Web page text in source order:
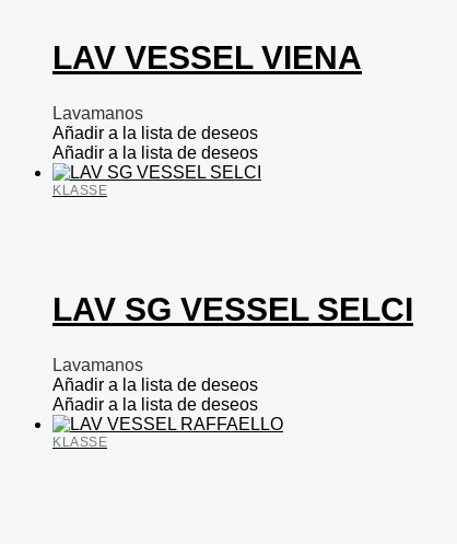
LAV VESSEL VIENA
Lavamanos
Añadir a la lista de deseos
Añadir a la lista de deseos
KLASSE
LAV SG VESSEL SELCI
Lavamanos
Añadir a la lista de deseos
Añadir a la lista de deseos
KLASSE